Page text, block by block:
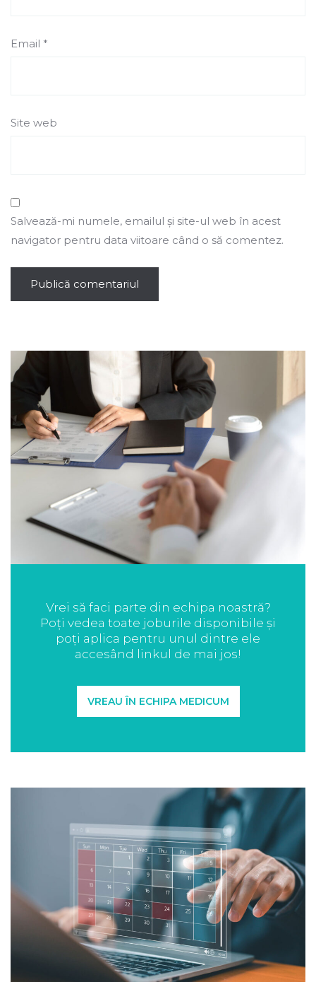
Email *
Site web
Salvează-mi numele, emailul și site-ul web în acest
navigator pentru data viitoare când o să comentez.
Vrei să faci parte din echipa noastră?
Poți vedea toate joburile disponibile și
poți aplica pentru unul dintre ele
accesând linkul de mai jos!
VREAU ÎN ECHIPA MEDICUM